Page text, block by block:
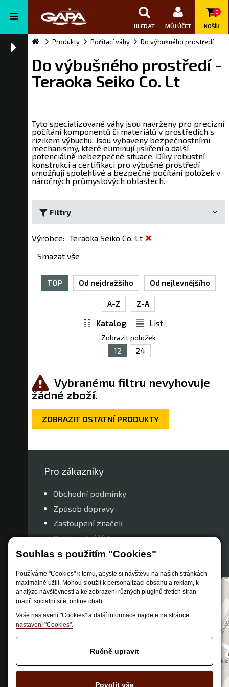
Souhlas s použitím "Cookies"
Používáme "Cookies" k tomu, abyste si návštěvu na našich stránkách
maximálně užili. Mohou sloužit k personalizaci obsahu a reklam, k
analýze návštěvnosti a ke zobrazení různých pluginů třetích stran
(např. socialní sítě, online chat).
Vaše nastavení "Cookies" a další informace najdete na stránce
nastavení "Cookies".
Ručně upravit
Povolit vše
HLEDAT MŮJ ÚČET
0
KOŠÍK
Produkty Počítací váhy Do výbušného prostředí
Do výbušného prostředí -
Teraoka Seiko Co. Lt
Tyto specializované váhy jsou navrženy pro precizní
počítání komponentů či materiálů v prostředích s
rizikem výbuchu. Jsou vybaveny bezpečnostními
mechanismy, které eliminují jiskření a další
potenciálně nebezpečné situace. Díky robustní
konstrukci a certifikaci pro výbušné prostředí
umožňují spolehlivé a bezpečné počítání položek v
náročných průmyslových oblastech.
Filtry
Výrobce: Teraoka Seiko Co. Lt
Smazat vše
TOP Od nejdražšího Od nejlevnějšího
A-Z Z-A
Katalog List
Zobrazit položek
12 24
Vybranému filtru nevyhovuje
žádné zboží.
ZOBRAZIT OSTATNÍ PRODUKTY
Pro zákazníky
Obchodní podmínky
Způsob dopravy
Zastoupení značek
Reklamační řád
Nastavení soukromí